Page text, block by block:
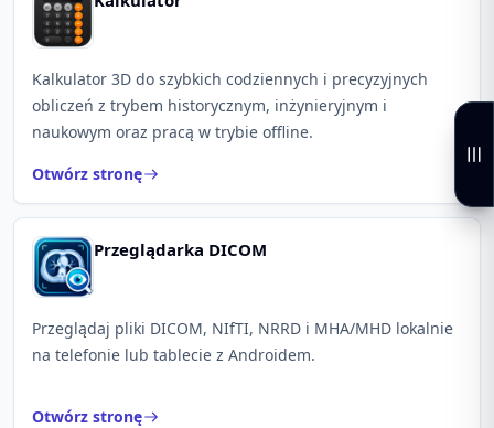
Kalkulator 3D do szybkich codziennych i precyzyjnych
obliczeń z trybem historycznym, inżynieryjnym i
naukowym oraz pracą w trybie offline.
Otwórz stronę
Przeglądarka DICOM
Przeglądaj pliki DICOM, NIfTI, NRRD i MHA/MHD lokalnie
na telefonie lub tablecie z Androidem.
Otwórz stronę